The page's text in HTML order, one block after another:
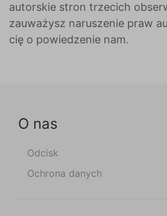
autorskie stron trzecich
zauważysz naruszenie praw
cię o powiedzenie nam.
O nas
Odcisk
Ochrona danych